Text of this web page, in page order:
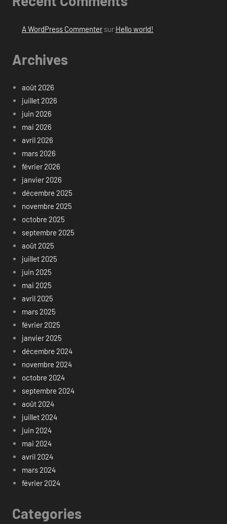
A WordPress Commentersur Hello world!
Archives
août 2026
juillet 2026
juin 2026
mai 2026
avril 2026
mars 2026
février 2026
janvier 2026
décembre 2025
novembre 2025
octobre 2025
septembre 2025
août 2025
juillet 2025
juin 2025
mai 2025
avril 2025
mars 2025
février 2025
janvier 2025
décembre 2024
novembre 2024
octobre 2024
septembre 2024
août 2024
juillet 2024
juin 2024
mai 2024
avril 2024
mars 2024
février 2024
Categories